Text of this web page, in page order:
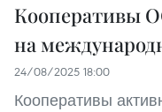
Кооперативы
на
24/08/2025 18:00
Кооперативы